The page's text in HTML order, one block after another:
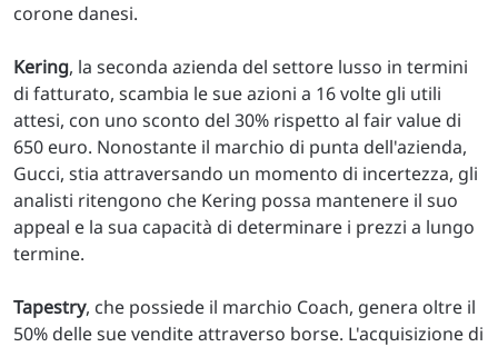
corone danesi.
Kering, la seconda azienda del settore lusso in termini
di fatturato, scambia le sue azioni a 16 volte gli utili
attesi, con uno sconto del 30% rispetto al fair value di
650 euro. Nonostante il marchio di punta dell'azienda,
Gucci, stia attraversando un momento di incertezza, gli
analisti ritengono che Kering possa mantenere il suo
appeal e la sua capacità di determinare i prezzi a lungo
termine.
Tapestry, che possiede il marchio Coach, genera oltre il
50% delle sue vendite attraverso borse. L'acquisizione di